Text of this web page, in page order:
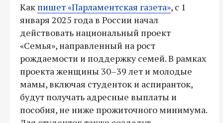
Как пишет «Парламентская газета», с 1
января 2025 года в России начал
действовать национальный проект
«Семья», направленный на рост
рождаемости и поддержку семей. В рамках
проекта женщины 30–39 лет и молодые
мамы, включая студенток и аспиранток,
будут получать адресные выплаты и
пособия, не ниже прожиточного минимума.